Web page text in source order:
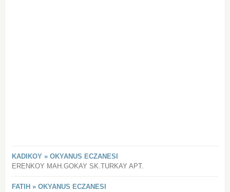
KADIKOY » OKYANUS ECZANESI
ERENKOY MAH.GOKAY SK.TURKAY APT.
FATIH » OKYANUS ECZANESI